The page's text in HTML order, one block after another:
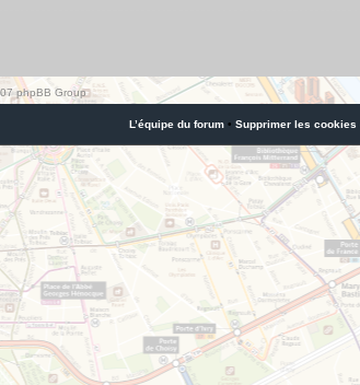
phpBB Group
L’équipe du forum • Supprimer les cookies